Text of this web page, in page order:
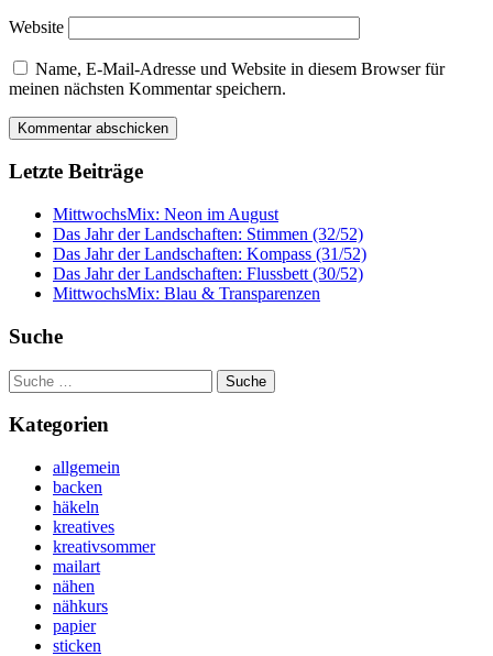
Website
Name, E-Mail-Adresse und Website in diesem Browser für
meinen nächsten Kommentar speichern.
Letzte Beiträge
MittwochsMix: Neon im August
Das Jahr der Landschaften: Stimmen (32/52)
Das Jahr der Landschaften: Kompass (31/52)
Das Jahr der Landschaften: Flussbett (30/52)
MittwochsMix: Blau & Transparenzen
Suche
Suche
nach:
Kategorien
allgemein
backen
häkeln
kreatives
kreativsommer
mailart
nähen
nähkurs
papier
sticken